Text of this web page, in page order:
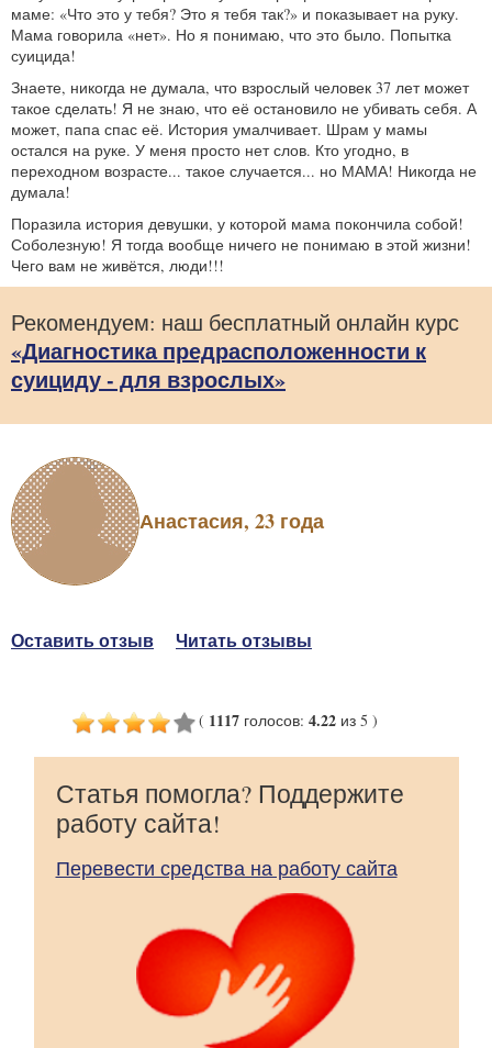
маме: «Что это у тебя? Это я тебя так?» и показывает на руку.
Мама говорила «нет». Но я понимаю, что это было. Попытка
суицида!
Знаете, никогда не думала, что взрослый человек 37 лет может
такое сделать! Я не знаю, что её остановило не убивать себя. А
может, папа спас её. История умалчивает. Шрам у мамы
остался на руке. У меня просто нет слов. Кто угодно, в
переходном возрасте... такое случается... но МАМА! Никогда не
думала!
Поразила история девушки, у которой мама покончила собой!
Соболезную! Я тогда вообще ничего не понимаю в этой жизни!
Чего вам не живётся, люди!!!
Рекомендуем: наш бесплатный онлайн курс
«Диагностика предрасположенности к
суициду - для взрослых»
Анастасия, 23 года
Оставить отзыв Читать отзывы
( 1117 голосов: 4.22из 5 )
Статья помогла? Поддержите
работу сайта!
Перевести средства на работу сайта